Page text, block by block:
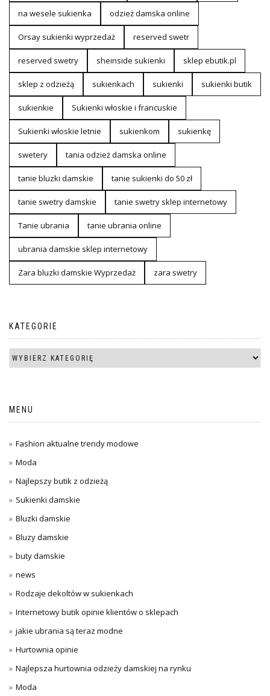
na wesele sukienka odzież damska online
Orsay sukienki wyprzedaż reserved swetr
reserved swetry sheinside sukienki sklep ebutik.pl
sklep z odzieżą sukienkach sukienki sukienki butik
sukienkie Sukienki włoskie i francuskie
Sukienki włoskie letnie sukienkom sukienkę
swetery tania odzież damska online
tanie bluzki damskie tanie sukienki do 50 zł
tanie swetry damskie tanie swetry sklep internetowy
Tanie ubrania tanie ubrania online
ubrania damskie sklep internetowy
Zara bluzki damskie Wyprzedaż zara swetry
KATEGORIE
MENU
Fashion aktualne trendy modowe
Moda
Najlepszy butik z odzieżą
Sukienki damskie
Bluzki damskie
Bluzy damskie
buty damskie
news
Rodzaje dekoltów w sukienkach
Internetowy butik opinie klientów o sklepach
jakie ubrania są teraz modne
Hurtownia opinie
Najlepsza hurtownia odzieży damskiej na rynku
Moda